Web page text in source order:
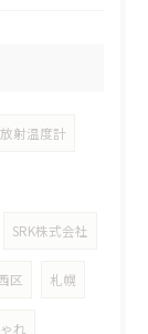
放射温度計
SRK株式会社
区 札幌
れ